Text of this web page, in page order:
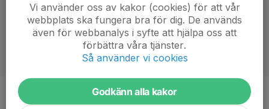
Titel
Vi använder oss av kakor (cookies) för att vår
webbplats ska fungera bra för dig. De används
även för webbanalys i syfte att hjälpa oss att
förbättra våra tjänster.
Så använder vi cookies
Godkänn alla kakor